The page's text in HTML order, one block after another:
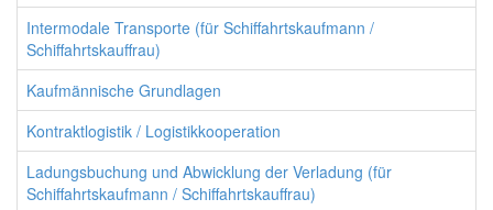
Intermodale Transporte (für Schiffahrtskaufmann /
Schiffahrtskauffrau)
Kaufmännische Grundlagen
Kontraktlogistik / Logistikkooperation
Ladungsbuchung und Abwicklung der Verladung (für
Schiffahrtskaufmann / Schiffahrtskauffrau)